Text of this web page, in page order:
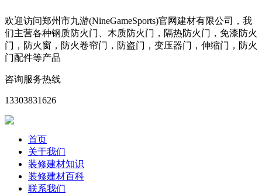
欢迎访问郑州市九游(NineGameSports)官网建材有限公司，我
们主营各种钢质防火门、木质防火门，隔热防火门，免漆防火
门，防火窗，防火卷帘门，防盗门，变压器门，伸缩门，防火
门配件等产品
咨询服务热线
13303831626
首页
关于我们
装修建材知识
装修建材百科
联系我们